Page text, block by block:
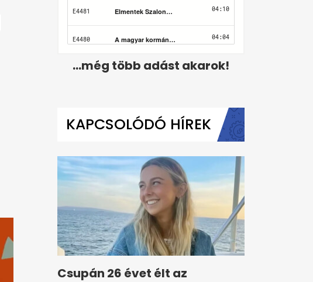
...még több adást akarok!
KAPCSOLÓDÓ HÍREK
Csupán 26 évet élt az